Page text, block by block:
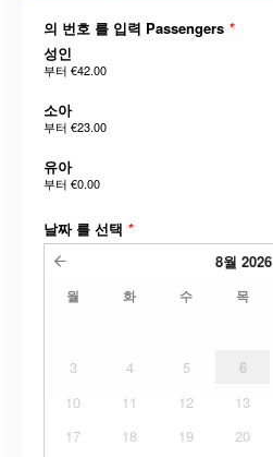
의 번호 를 입력 Passengers *
성인
부터 €42.00
소아
부터 €23.00
유아
부터 €0.00
날짜 를 선택 *
8월 2026
월 화 수 목
3
4 5 6
10
11 12 13
17
18 19 20